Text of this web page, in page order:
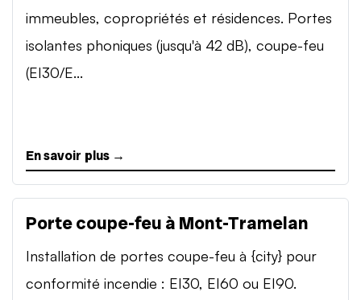
immeubles, copropriétés et résidences. Portes
isolantes phoniques (jusqu'à 42 dB), coupe-feu
(EI30/E...
En savoir plus →
Porte coupe-feu à Mont-Tramelan
Installation de portes coupe-feu à {city} pour
conformité incendie : EI30, EI60 ou EI90.